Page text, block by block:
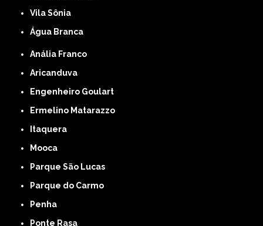
Vila Sônia
Água Branca
Anália Franco
Aricanduva
Engenheiro Goulart
Ermelino Matarazzo
Itaquera
Mooca
Parque São Lucas
Parque do Carmo
Penha
Ponte Rasa